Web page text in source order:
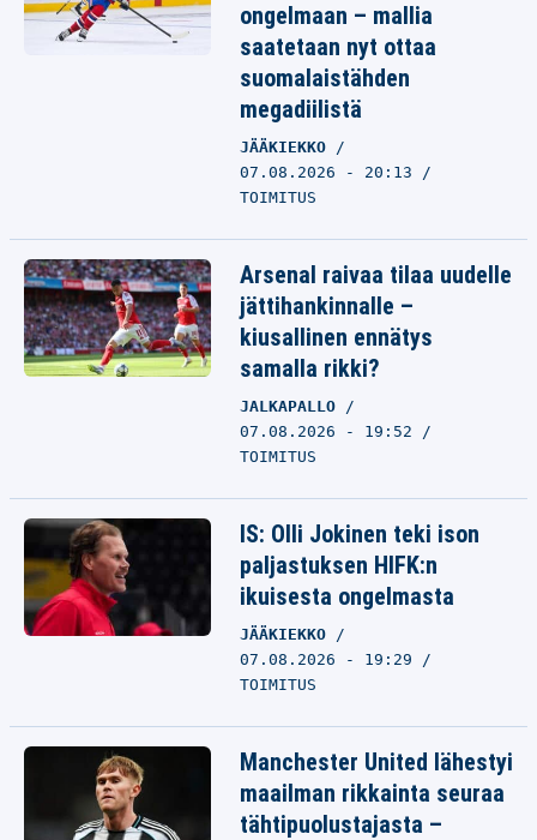
ongelmaan – mallia
saatetaan nyt ottaa
suomalaistähden
megadiilistä
JÄÄKIEKKO
07.08.2026 - 20:13
TOIMITUS
Arsenal raivaa tilaa uudelle
jättihankinnalle –
kiusallinen ennätys
samalla rikki?
JALKAPALLO
07.08.2026 - 19:52
TOIMITUS
IS: Olli Jokinen teki ison
paljastuksen HIFK:n
ikuisesta ongelmasta
JÄÄKIEKKO
07.08.2026 - 19:29
TOIMITUS
Manchester United lähestyi
maailman rikkainta seuraa
tähtipuolustajasta –